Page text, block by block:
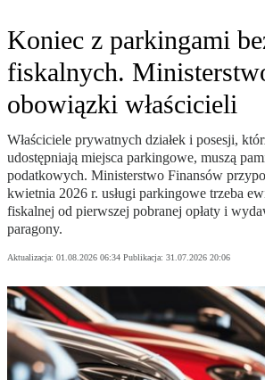
Koniec z parkingami
fiskalnych.
obowiązki właścicieli
Właściciele prywatnych działek i posesji,
udostępniają miejsca parkingowe, muszą
podatkowych. Ministerstwo Finansów
kwietnia 2026 r. usługi parkingowe trzeba
fiskalnej od pierwszej pobranej opłaty i
paragony.
Aktualizacja: 01.08.2026 06:34 Publikacja: 31.07.2026 20:06